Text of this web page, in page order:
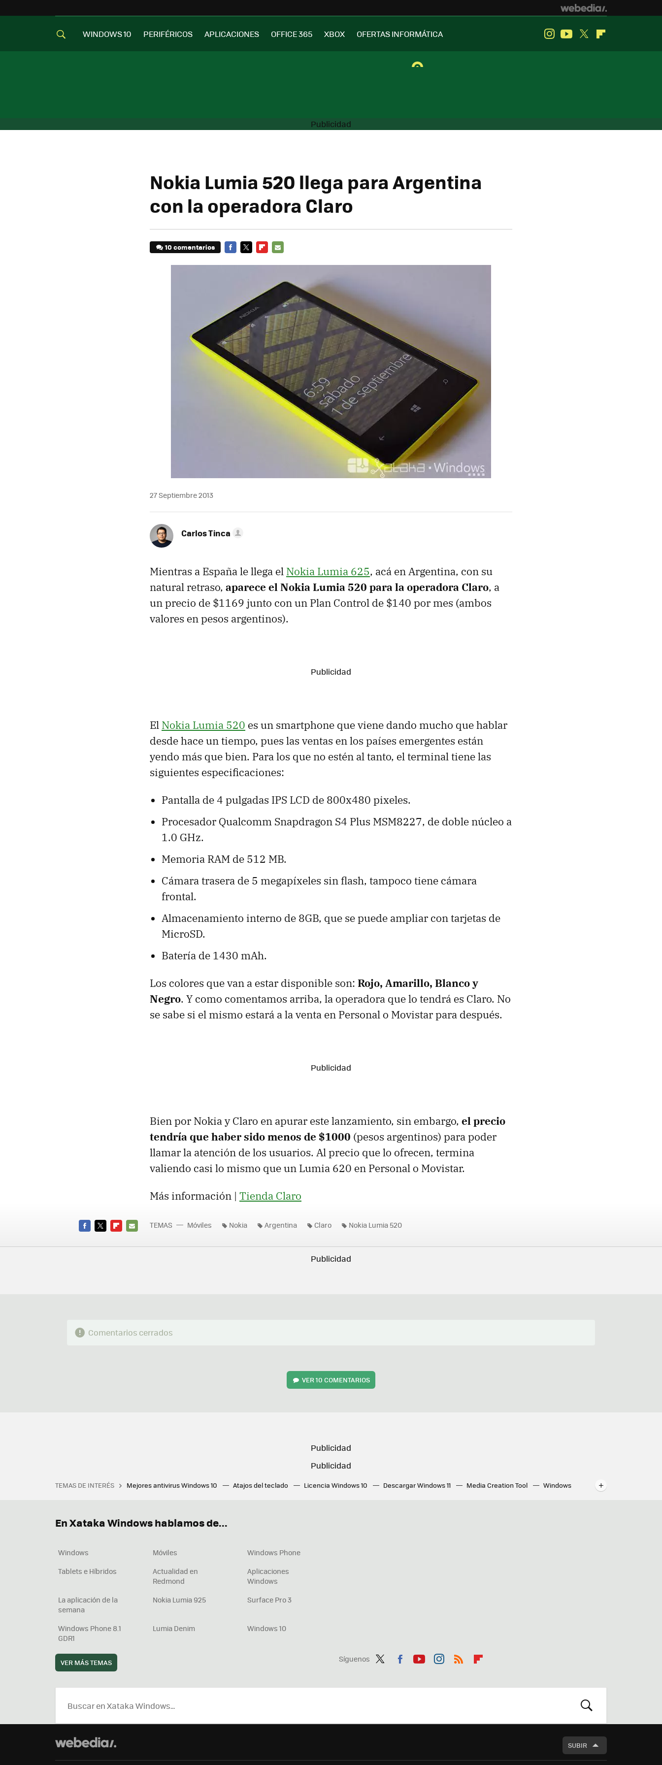
WINDOWS 10 PERIFÉRICOS APLICACIONES OFFICE 365 XBOX OFERTAS INFORMÁTICA InstagramYoutube
Twitter
Nokia Lumia 520 llega para Argentina
con la operadora Claro
10 comentarios
27 Septiembre 2013
Carlos Tinca
Mientras a España le llega el Nokia Lumia 625, acá en Argentina, con su
natural retraso, aparece el Nokia Lumia 520 para la operadora Claro, a
un precio de $1169 junto con un Plan Control de $140 por mes (ambos
valores en pesos argentinos).
El Nokia Lumia 520 es un smartphone que viene dando mucho que hablar
desde hace un tiempo, pues las ventas en los países emergentes están
yendo más que bien. Para los que no estén al tanto, el terminal tiene las
siguientes especificaciones:
Pantalla de 4 pulgadas IPS LCD de 800x480 pixeles.
Procesador Qualcomm Snapdragon S4 Plus MSM8227, de doble núcleo a
1.0 GHz.
Memoria RAM de 512 MB.
Cámara trasera de 5 megapíxeles sin flash, tampoco tiene cámara
frontal.
Almacenamiento interno de 8GB, que se puede ampliar con tarjetas de
MicroSD.
Batería de 1430 mAh.
Los colores que van a estar disponible son: Rojo, Amarillo, Blanco y
Negro. Y como comentamos arriba, la operadora que lo tendrá es Claro. No
se sabe si el mismo estará a la venta en Personal o Movistar para después.
Bien por Nokia y Claro en apurar este lanzamiento, sin embargo, el precio
tendría que haber sido menos de $1000 (pesos argentinos) para poder
llamar la atención de los usuarios. Al precio que lo ofrecen, termina
valiendo casi lo mismo que un Lumia 620 en Personal o Movistar.
Más información | Tienda Claro
MAIL
TEMAS Móviles Nokia Argentina Claro Nokia Lumia 520
Comentarios cerrados
VER10 COMENTARIOS
TEMAS DE INTERÉS Mejores antivirus Windows 10 Atajos del teclado Licencia Windows 10 Descargar Windows 11 Media Creation Tool
Windows
Síguenos
ter
ebo tub agr
boa
En Xataka Windows hablamos de...
Windows Móviles
Windows Phone
Tablets e Híbridos
Actualidad en
Redmond
Aplicaciones
Windows
La aplicación de la
semana
Nokia Lumia 925 Surface Pro 3
Windows Phone 8.1
GDR1
Lumia Denim Windows 10
VER MÁS TEMAS
BUSCAR
SUBIR